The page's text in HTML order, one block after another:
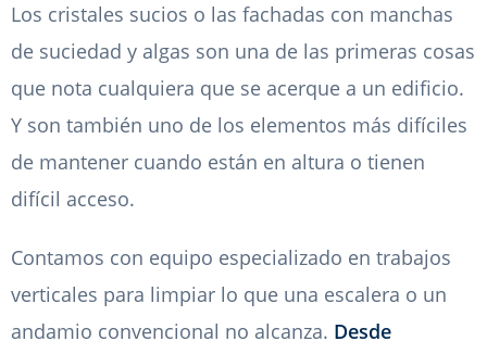
Los cristales sucios o las fachadas con manchas
de suciedad y algas son una de las primeras cosas
que nota cualquiera que se acerque a un edificio.
Y son también uno de los elementos más difíciles
de mantener cuando están en altura o tienen
difícil acceso.
Contamos con equipo especializado en trabajos
verticales para limpiar lo que una escalera o un
andamio convencional no alcanza. Desde